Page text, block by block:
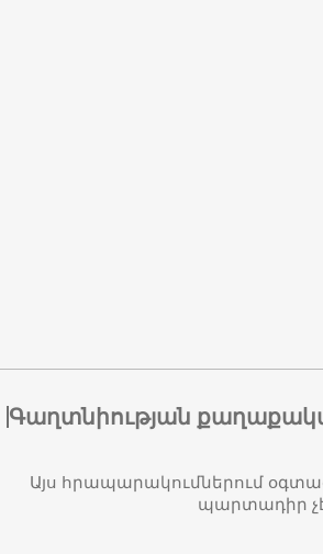
Գաղտնիության
Այս հրապարակումներում
պարտադիր